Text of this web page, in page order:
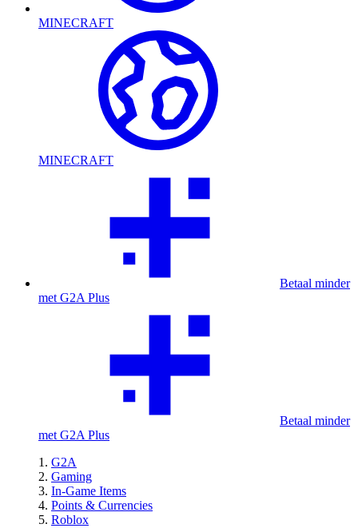
MINECRAFT
MINECRAFT
Betaal minder
met G2A Plus
Betaal minder
met G2A Plus
G2A
Gaming
In-Game Items
Points & Currencies
Roblox